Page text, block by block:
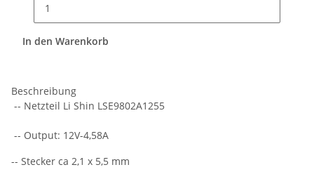
In den Warenkorb
Beschreibung
-- Netzteil Li Shin LSE9802A1255
-- Output: 12V-4,58A
-- Stecker ca 2,1 x 5,5 mm